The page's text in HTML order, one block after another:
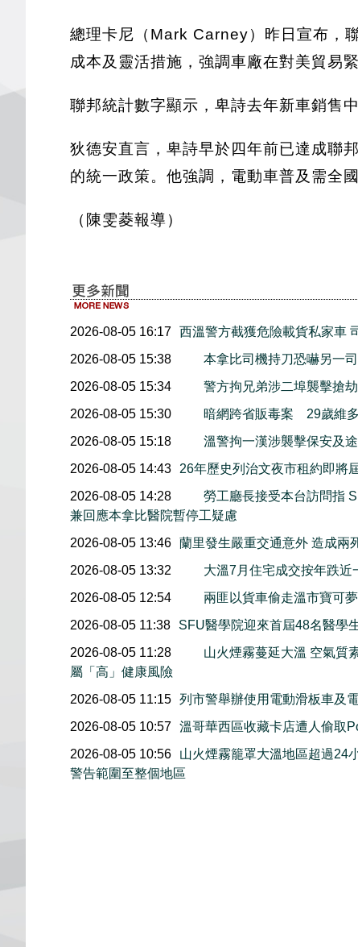
總理卡尼（Mark Carney）昨日宣布，
成本及靈活措施，強調車廠在對美貿易
聯邦統計數字顯示，卑詩去年新車銷售
狄德安直言，卑詩早於四年前已達成聯
的統一政策。他強調，電動車普及需全
（陳雯菱報導）
2026-08-05 16:17 西溫警方截獲危險載貨私家車
2026-08-05 15:38
本拿比司機持刀恐嚇另一
2026-08-05 15:34
警方拘兄弟涉二埠襲擊搶
2026-08-05 15:30
暗網跨省販毒案 29歲維
2026-08-05 15:18
溫警拘一漢涉襲擊保安及
2026-08-05 14:43
26年歷史列治文夜市租約即將
2026-08-05 14:28
勞工廳長接受本台訪問指
兼回應本拿比醫院暫停工疑慮
2026-08-05 13:46 蘭里發生嚴重交通意外 造成兩
2026-08-05 13:32
大溫7月住宅成交按年跌
2026-08-05 12:54
兩匪以貨車偷走溫市寶可
2026-08-05 11:38
SFU醫學院迎來首屆48名醫學
2026-08-05 11:28
山火煙霧蔓延大溫 空氣
屬「高」健康風險
2026-08-05 11:15 列市警舉辦使用電動滑板車及
2026-08-05 10:57 溫哥華西區收藏卡店遭人偷取
2026-08-05 10:56
山火煙霧籠罩大溫地區超過24
警告範圍至整個地區